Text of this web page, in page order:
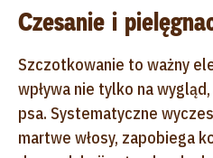
Czesanie i
Szczotkowanie to ważny
wpływa nie tylko na
psa. Systematyczne
martwe włosy, zapobiega